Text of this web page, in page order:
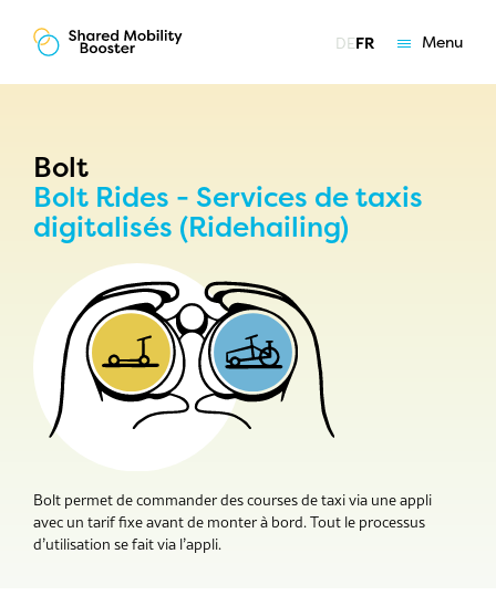
DEFR Menu
Coaching
Qui nous sommes
Bolt
Bolt Rides - Services de taxis
digitalisés (Ridehailing)
Bolt permet de commander des courses de taxi via une appli
avec un tarif fixe avant de monter à bord. Tout le processus
d’utilisation se fait via l’appli.